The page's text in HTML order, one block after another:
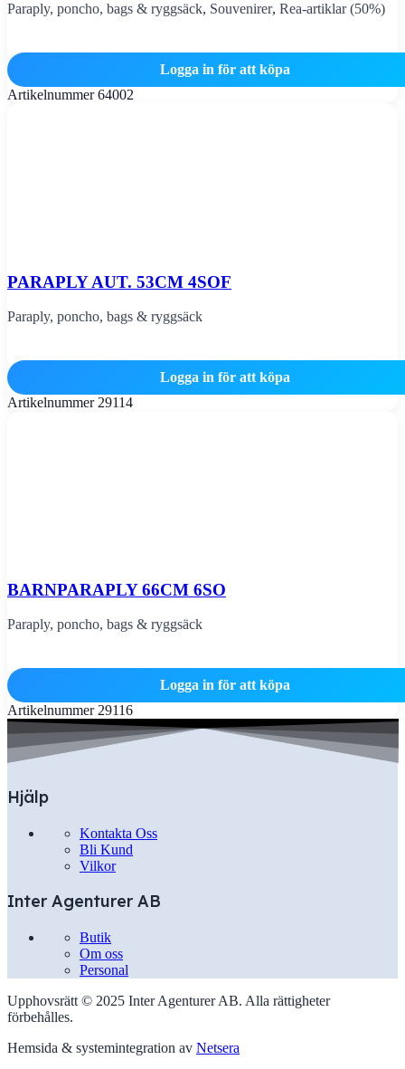
Paraply, poncho, bags & ryggsäck, Souvenirer, Rea-artiklar (50%)
Logga in för att köpa
Artikelnummer64002
PARAPLY AUT. 53CM 4SOF
Paraply, poncho, bags & ryggsäck
Logga in för att köpa
Artikelnummer 29114
BARNPARAPLY 66CM 6SO
Paraply, poncho, bags & ryggsäck
Logga in för att köpa
Artikelnummer 29116
Hjälp
Kontakta Oss
Bli Kund
Vilkor
Inter Agenturer AB
Butik
Om oss
Personal
Upphovsrätt © 2025 Inter Agenturer AB. Alla rättigheter
förbehålles.
Hemsida & systemintegration av Netsera